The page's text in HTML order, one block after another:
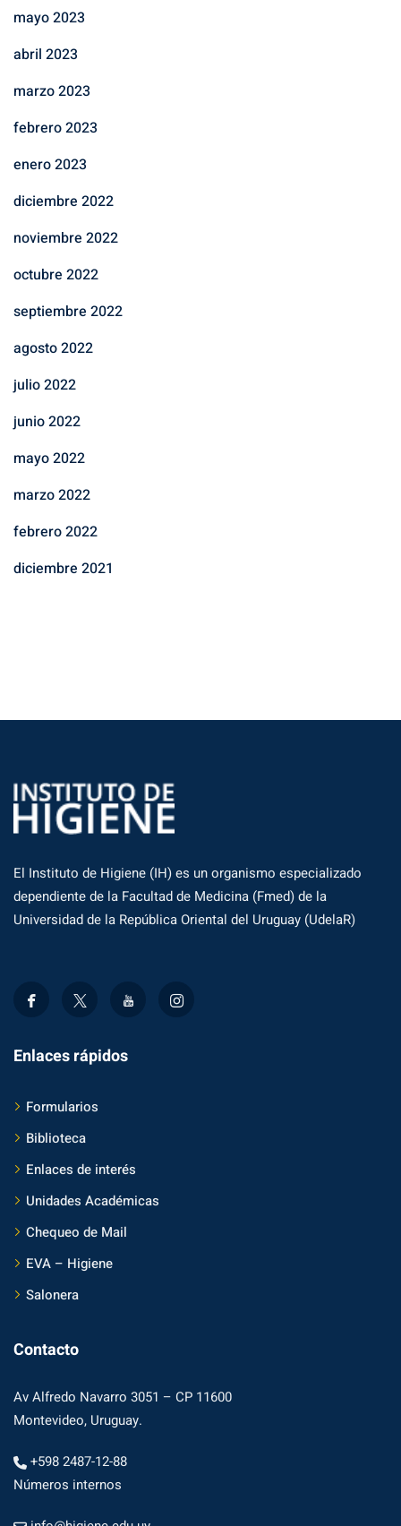
mayo 2023
abril 2023
marzo 2023
febrero 2023
enero 2023
diciembre 2022
noviembre 2022
octubre 2022
septiembre 2022
agosto 2022
julio 2022
junio 2022
mayo 2022
marzo 2022
febrero 2022
diciembre 2021
El Instituto de Higiene (IH) es un organismo especializado
dependiente de la Facultad de Medicina (Fmed) de la
Universidad de la República Oriental del Uruguay (UdelaR)
Enlaces rápidos
Formularios
Biblioteca
Enlaces de interés
Unidades Académicas
Chequeo de Mail
EVA – Higiene
Salonera
Contacto
Av Alfredo Navarro 3051 – CP 11600
Montevideo, Uruguay.
+598 2487-12-88
Números internos